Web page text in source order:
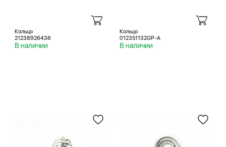
Кольцо
21238926436
В наличии
Кольцо
012351132GP-A
В наличии